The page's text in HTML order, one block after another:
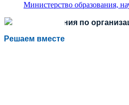
Министерство образования,
Решаем вместе
Есть предложения по